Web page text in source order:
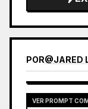
POR@JARED
VER PROMPT